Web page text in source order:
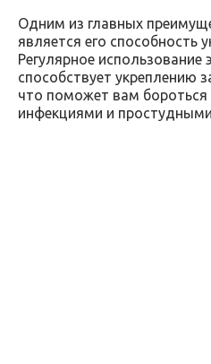
Одним из главных
является его способность
Регулярное использование
способствует укреплению
что поможет вам бороться
инфекциями и